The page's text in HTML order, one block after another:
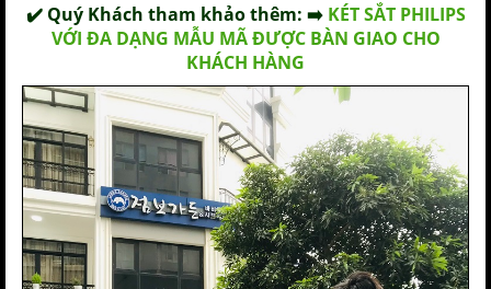
✔️ Quý Khách tham khảo thêm: ➡️ KÉT SẮT PHILIPS
VỚI ĐA DẠNG MẪU MÃ ĐƯỢC BÀN GIAO CHO
KHÁCH HÀNG